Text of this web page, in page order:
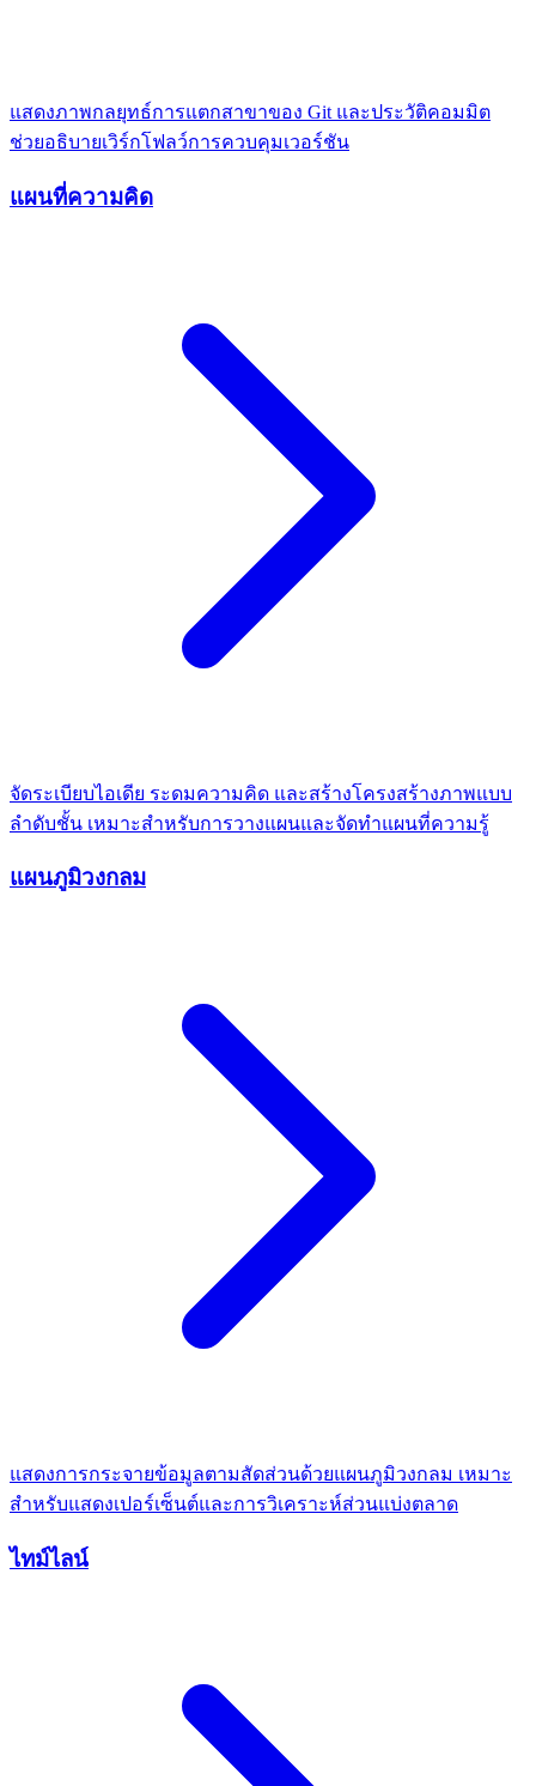
แสดงภาพกลยุทธ์การแตกสาขาของ Git และประวัติคอมมิต
ช่วยอธิบายเวิร์กโฟลว์การควบคุมเวอร์ชัน
แผนที่ความคิด
จัดระเบียบไอเดีย ระดมความคิด และสร้างโครงสร้างภาพแบบ
ลำดับชั้น เหมาะสำหรับการวางแผนและจัดทำแผนที่ความรู้
แผนภูมิวงกลม
แสดงการกระจายข้อมูลตามสัดส่วนด้วยแผนภูมิวงกลม เหมาะ
สำหรับแสดงเปอร์เซ็นต์และการวิเคราะห์ส่วนแบ่งตลาด
ไทม์ไลน์